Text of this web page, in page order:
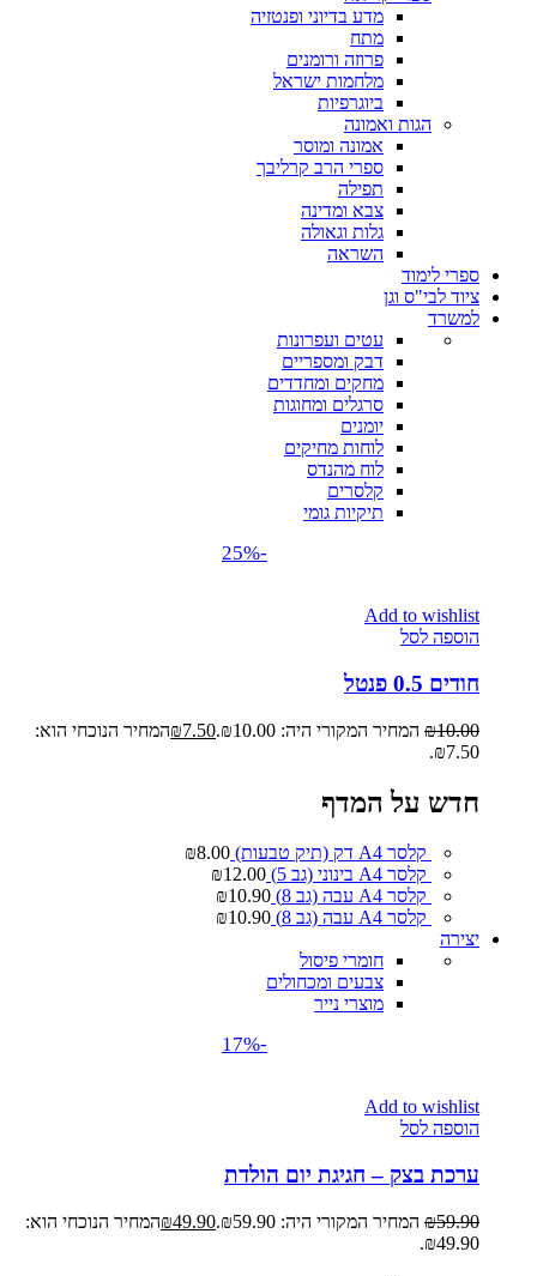
מדע בדיוני ופנטזיה
מתח
פרוזה ורומנים
מלחמות ישראל
ביוגרפיות
הגות ואמונה
אמונה ומוסר
ספרי הרב קרליבך
תפילה
צבא ומדינה
גלות וגאולה
השראה
ספרי לימוד
ציוד לבי"ס וגן
למשרד
עטים ועפרונות
דבק ומספריים
מחקים ומחדדים
סרגלים ומחוגות
יומנים
לוחות מחיקים
לוח מהנדס
קלסרים
תיקיות גומי
-25%
Add to wishlist
הוספה לסל
חודים 0.5 פנטל
₪10.00 המחיר המקורי היה: ₪10.00. ₪7.50
המחיר הנוכחי הוא:
₪7.50.
חדש על המדף
קלסר A4 דק (תיק טבעות) ₪8.00
קלסר A4 בינוני (גב 5)
₪12.00
קלסר A4 עבה (גב 8)
₪10.90
קלסר A4 עבה (גב 8)
₪10.90
יצירה
חומרי פיסול
צבעים ומכחולים
מוצרי נייר
-17%
Add to wishlist
הוספה לסל
ערכת בצק – חגיגת יום הולדת
₪59.90 המחיר המקורי היה: ₪59.90. ₪49.90
המחיר הנוכחי הוא:
₪49.90.